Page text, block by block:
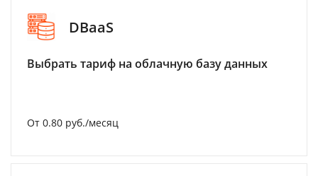
DBaaS
Выбрать тариф на облачную базу данных
От 0.80 руб./месяц